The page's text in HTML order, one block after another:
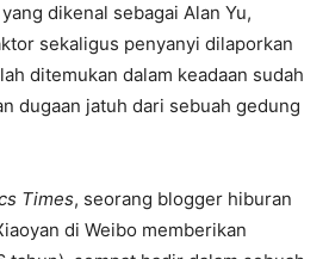
dikenal sebagai Alan Yu,
sekaligus penyanyi dilaporkan
ditemukan dalam keadaan sudah
dugaan jatuh dari sebuah gedung
Times, seorang blogger hiburan
di Weibo memberikan